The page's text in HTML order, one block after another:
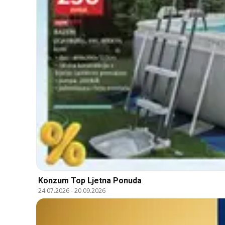
Konzum Top Ljetna Ponuda
24.07.2026-20.09.2026